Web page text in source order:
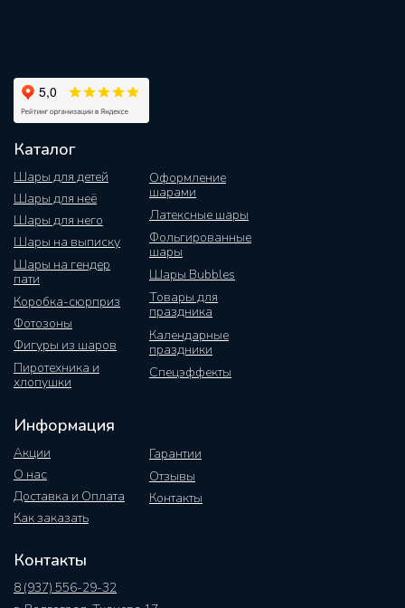
Каталог
Шары для детей
Шары для неё
Шары на выписку
Шары на гендер
пати
Коробка-сюрприз
Фотозоны
Оформление
шарами
Фигуры из шаров
Латексные шары
Фольгированные
шары
Шары Bubbles
Шары для него
Товары для
праздника
Календарные
праздники
Пиротехника и
хлопушки
Спецэффекты
Информация
Акции
О нас
Как заказать
Гарантии
Отзывы
Контакты
Доставка и Оплата
Контакты
8 (937) 556-29-32